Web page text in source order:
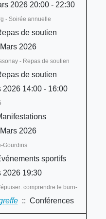
2026 20:00 - 22:30
- Soirée annuelle
de soutien
2026
- Repas de soutien
de soutien
2026 14:00 - 16:00
2026
Gourdins
sportifs
2026 19:30
comprendre le burn-
:: Conférences